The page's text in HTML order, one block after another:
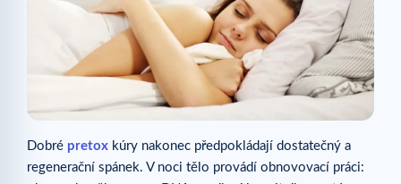
Dobré pretox kúry nakonec předpokládají dostatečný a
regenerační spánek. V noci tělo provádí obnovovací práci: